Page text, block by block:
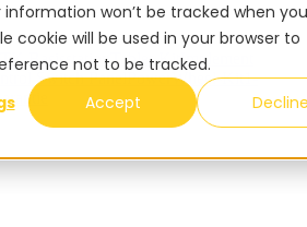
won’t be tracked when
cookie will be used in your browser to
not to be tracked.
Accept
BasisstationTablet-KitImplement
Switch PanelPowerWheel-Kit1-